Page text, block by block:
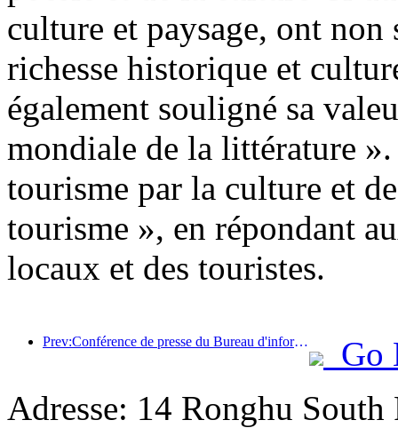
culture et paysage, ont
richesse historique et
également souligné sa
mondiale de la littérature
tourisme par la culture et
tourisme », en répondant
locaux et des touristes.
Prev:Conférence de presse du Bureau d'information du Conseil d'État : Actuellement, il y a 28 ports frontaliers dans mon pays qui peuvent fournir des services de tourisme autonome
Go
Adresse: 14 Ronghu